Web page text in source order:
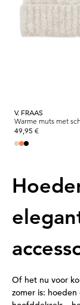
SEEBERGER
Zomerhoed van
47,96 €59,95 €
V. FRAAS
Warme muts met
49,95 €
Of het nu voor
zomer is: